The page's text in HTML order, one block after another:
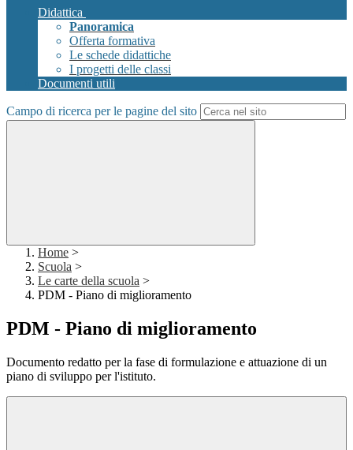
Didattica
Panoramica
Offerta formativa
Le schede didattiche
I progetti delle classi
Documenti utili
Campo di ricerca per le pagine del sito
Home >
Scuola >
Le carte della scuola >
PDM - Piano di miglioramento
PDM - Piano di miglioramento
Documento redatto per la fase di formulazione e attuazione di un
piano di sviluppo per l'istituto.